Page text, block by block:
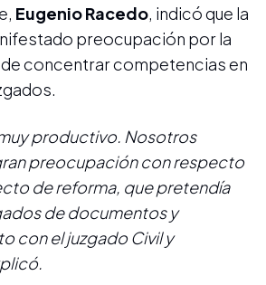
Eugenio Racedo, indicó que la
preocupación por la
concentrar competencias en
muy productivo. Nosotros
preocupación con respecto
de reforma, que pretendía
de documentos y
con el juzgado Civil y